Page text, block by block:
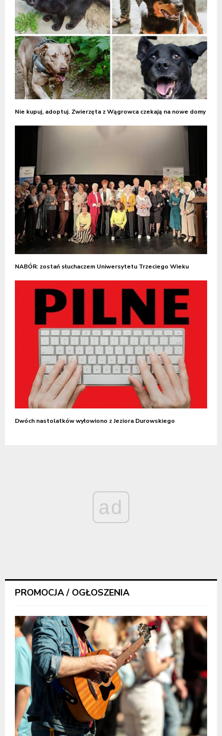
Nie kupuj, adoptuj. Zwierzęta z Wągrowca czekają na nowe domy
NABÓR: zostań słuchaczem Uniwersytetu Trzeciego Wieku
Dwóch nastolatków wyłowiono z Jeziora Durowskiego
ad
PROMOCJA / OGŁOSZENIA